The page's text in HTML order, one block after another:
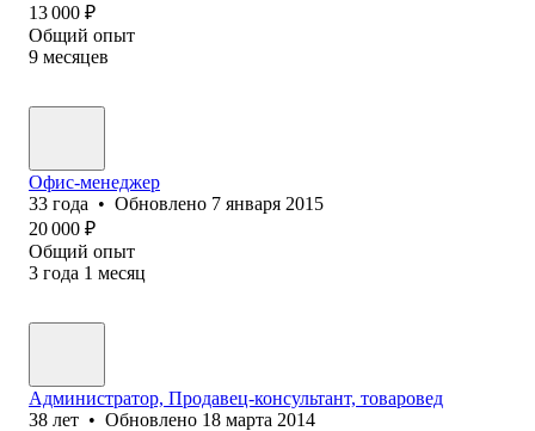
13 000 ₽
Общий опыт
9 месяцев
Офис-менеджер
33 года • Обновлено 7 января 2015
20 000 ₽
Общий опыт
3 года 1 месяц
Администратор, Продавец-консультант, товаровед
38 лет • Обновлено 18 марта 2014